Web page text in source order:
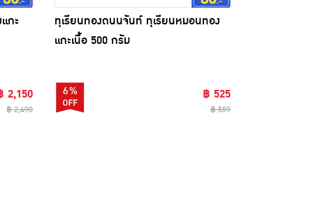
กะ
2,150
฿ 2,490
ทุเรียนทองถนนจันท์ ทุเรียนหมอนทอง
แกะเนื้อ 500 กรัม
6% ฿ 525
฿ 559